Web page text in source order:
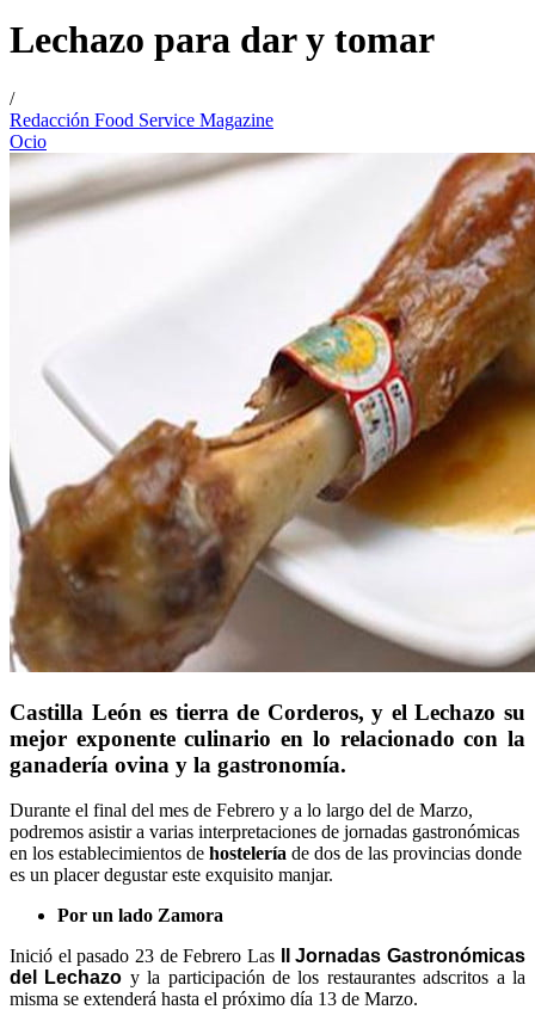
Lechazo para dar y tomar
/
Redacción Food Service Magazine
Ocio
Castilla León es tierra de Corderos, y el Lechazo su
mejor exponente culinario en lo relacionado con la
ganadería ovina y la gastronomía.
Durante el final del mes de Febrero y a lo largo del de Marzo,
podremos asistir a varias interpretaciones de jornadas gastronómicas
en los establecimientos de hostelería de dos de las provincias donde
es un placer degustar este exquisito manjar.
Por un lado Zamora
Inició el pasado 23 de Febrero Las
II Jornadas Gastronómicas
del Lechazo y la participación de los restaurantes adscritos a la
misma se extenderá hasta el próximo día 13 de Marzo.